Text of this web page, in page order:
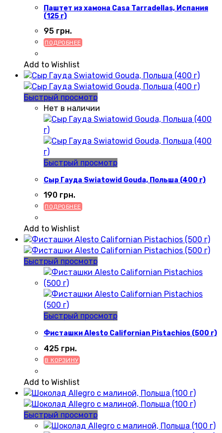
Паштет из хамона Casa Tarradellas, Испания
(125 г)
95 грн.
ПОДРОБНЕЕ
Add to Wishlist
Быстрый просмотр
Нет в наличии
Быстрый просмотр
Сыр Гауда Swiatowid Gouda, Польша (400 г)
190 грн.
ПОДРОБНЕЕ
Add to Wishlist
Быстрый просмотр
Быстрый просмотр
Фисташки Alesto Californian Pistachios (500 г)
425 грн.
В КОРЗИНУ
Add to Wishlist
Быстрый просмотр